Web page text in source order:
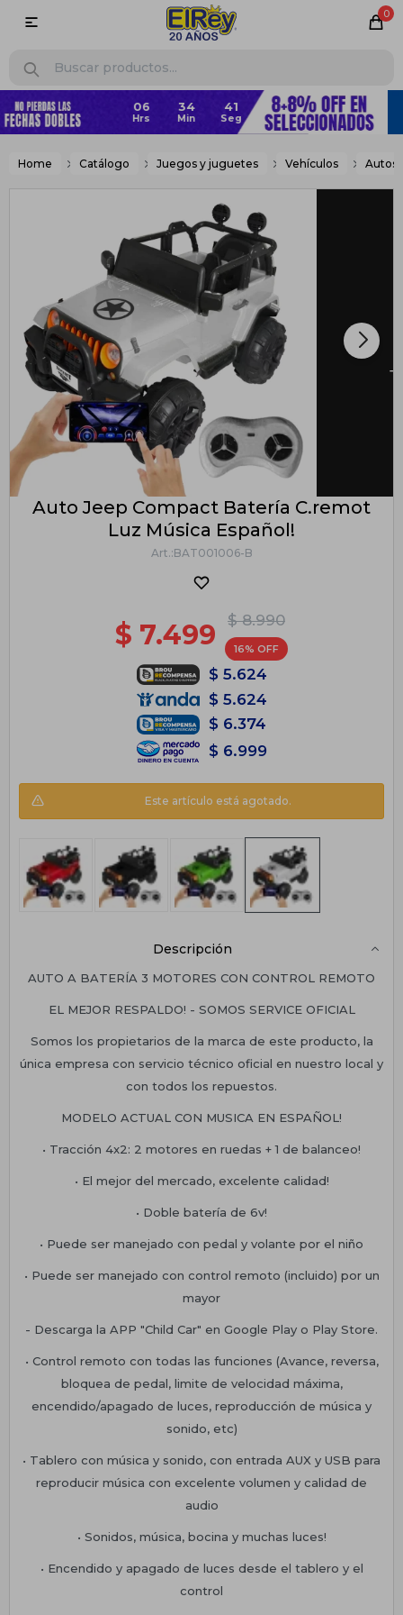
0

Home Catálogo Juegos y juguetes Vehículos Autos
Auto Jeep Compact Batería C.remot
Luz Música Español!
BAT001006-B
$ 8.990
$ 7.499 16
$ 5.624
$ 5.624
$ 6.374
$ 6.999
Este artículo está agotado.
Descripción
AUTO A BATERÍA 3 MOTORES CON CONTROL REMOTO
EL MEJOR RESPALDO! - SOMOS SERVICE OFICIAL
Somos los propietarios de la marca de este producto, la
única empresa con servicio técnico oficial en nuestro local y
con todos los repuestos.
MODELO ACTUAL CON MUSICA EN ESPAÑOL!
• Tracción 4x2: 2 motores en ruedas + 1 de balanceo!
• El mejor del mercado, excelente calidad!
• Doble batería de 6v!
• Puede ser manejado con pedal y volante por el niño
• Puede ser manejado con control remoto (incluido) por un
mayor
- Descarga la APP "Child Car" en Google Play o Play Store.
• Control remoto con todas las funciones (Avance, reversa,
bloquea de pedal, limite de velocidad máxima,
encendido/apagado de luces, reproducción de música y
sonido, etc)
• Tablero con música y sonido, con entrada AUX y USB para
reproducir música con excelente volumen y calidad de
audio
• Sonidos, música, bocina y muchas luces!
• Encendido y apagado de luces desde el tablero y el
control